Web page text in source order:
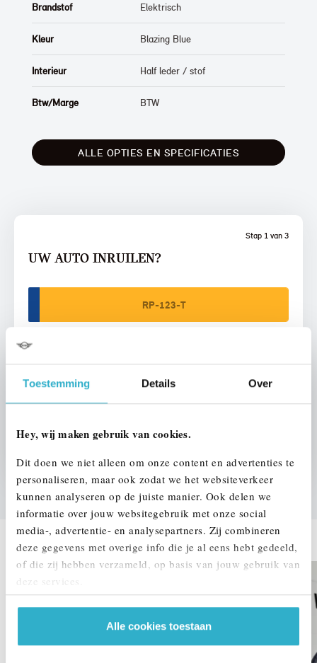
Toestemming Details Over
Hey, wij maken gebruik van cookies.
Dit doen we niet alleen om onze content en advertenties te
personaliseren, maar ook zodat we het websiteverkeer
kunnen analyseren op de juiste manier. Ook delen we
informatie over jouw websitegebruik met onze social
media-, advertentie- en analysepartners. Zij combineren
deze gegevens met overige info die je al eens hebt gedeeld,
of die zij hebben verzameld, op basis van jouw gebruik van
deze services.
Alle cookies toestaan
Stap 1 van 3
UW AUTO INRUILEN?
VOORSTEL AANVRAGEN
U vertelt meer over uw auto
Brandstof Elektrisch
Kleur Blazing Blue
Interieur Half leder / stof
Btw/Marge BTW
ALLE OPTIES EN SPECIFICATIES
DEZE ZIJN VERGELIJKBAAR